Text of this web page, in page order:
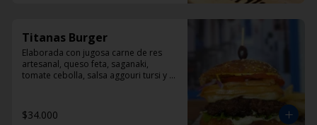
Titanas Burger
Elaborada con jugosa carne de res
artesanal, queso feta, saganaki,
tomate cebolla, salsa aggouri tursi y
$34.000